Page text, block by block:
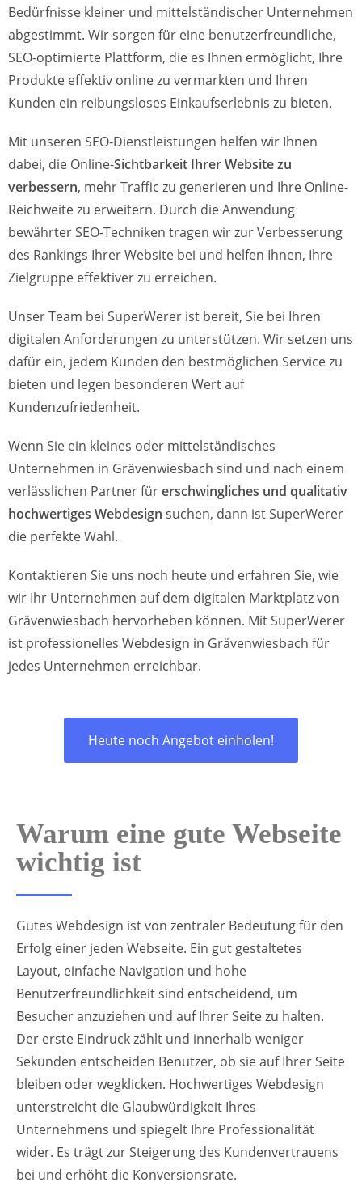
Bedürfnisse kleiner und mittelständischer Unternehmen
abgestimmt. Wir sorgen für eine benutzerfreundliche,
SEO-optimierte Plattform, die es Ihnen ermöglicht, Ihre
Produkte effektiv online zu vermarkten und Ihren
Kunden ein reibungsloses Einkaufserlebnis zu bieten.
Mit unseren SEO-Dienstleistungen helfen wir Ihnen
dabei, die Online-Sichtbarkeit Ihrer Website zu
verbessern, mehr Traffic zu generieren und Ihre Online-
Reichweite zu erweitern. Durch die Anwendung
bewährter SEO-Techniken tragen wir zur Verbesserung
des Rankings Ihrer Website bei und helfen Ihnen, Ihre
Zielgruppe effektiver zu erreichen.
Unser Team bei SuperWerer ist bereit, Sie bei Ihren
digitalen Anforderungen zu unterstützen. Wir setzen uns
dafür ein, jedem Kunden den bestmöglichen Service zu
bieten und legen besonderen Wert auf
Kundenzufriedenheit.
Wenn Sie ein kleines oder mittelständisches
Unternehmen in Grävenwiesbach sind und nach einem
verlässlichen Partner fürerschwingliches und qualitativ
hochwertiges Webdesign suchen, dann ist SuperWerer
die perfekte Wahl.
Kontaktieren Sie uns noch heute und erfahren Sie, wie
wir Ihr Unternehmen auf dem digitalen Marktplatz von
Grävenwiesbach hervorheben können. Mit SuperWerer
ist professionelles Webdesign in Grävenwiesbach für
jedes Unternehmen erreichbar.
Heute noch Angebot einholen!
Warum eine gute Webseite
wichtig ist
Gutes Webdesign ist von zentraler Bedeutung für den
Erfolg einer jeden Webseite. Ein gut gestaltetes
Layout, einfache Navigation und hohe
Benutzerfreundlichkeit sind entscheidend, um
Besucher anzuziehen und auf Ihrer Seite zu halten.
Der erste Eindruck zählt und innerhalb weniger
Sekunden entscheiden Benutzer, ob sie auf Ihrer Seite
bleiben oder wegklicken. Hochwertiges Webdesign
unterstreicht die Glaubwürdigkeit Ihres
Unternehmens und spiegelt Ihre Professionalität
wider. Es trägt zur Steigerung des Kundenvertrauens
bei und erhöht die Konversionsrate.